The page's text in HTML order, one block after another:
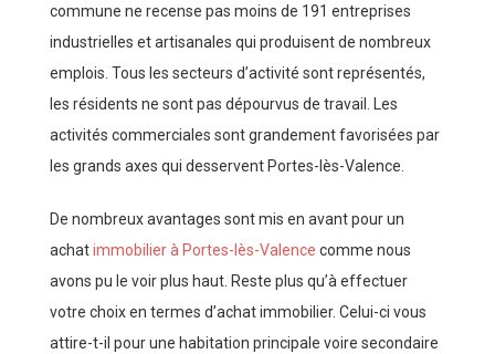
commune ne recense pas moins de 191 entreprises
industrielles et artisanales qui produisent de nombreux
emplois. Tous les secteurs d’activité sont représentés,
les résidents ne sont pas dépourvus de travail. Les
activités commerciales sont grandement favorisées par
les grands axes qui desservent Portes-lès-Valence.
De nombreux avantages sont mis en avant pour un
achatimmobilier à Portes-lès-Valence comme nous
avons pu le voir plus haut. Reste plus qu’à effectuer
votre choix en termes d’achat immobilier. Celui-ci vous
attire-t-il pour une habitation principale voire secondaire